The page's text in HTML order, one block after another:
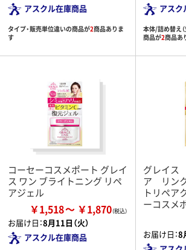
アスクル在庫商品
タイプ・販売単位違いの商品が2商品ありま
す
アスク
本体/詰め替え
商品が2商品あ
コーセーコスメポート グレイ
ス ワン ブライトニング リペ
アジェル
￥1,518 ￥1,870
お届け日：8月11日（火）
アスクル在庫商品
グレイ
ア リン
トリペア
ーコスメ
お届け日：8